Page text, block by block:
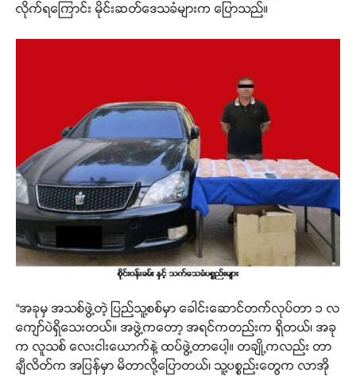
လိုက်ရကြောင်း မိုင်းဆတ်ဒေသခံများက ပြောသည်။
“အခုမှ အသစ်ဖွဲ့တဲ့ ပြည်သူ့စစ်မှာ ခေါင်းဆောင်တက်လုပ်တာ ၁ လ
ကျော်ပဲရှိသေးတယ်။ အဖွဲ့ကတော့ အရင်ကတည်းက ရှိတယ်၊ အခု
က လူသစ် လေးငါးယောက်နဲ့ ထပ်ဖွဲ့တာပေါ့။ တချို့ကလည်း တာ
ချီလိတ်က အပြန်မှာ မိတာလို့ပြောတယ်၊ သူ့ပစ္စည်းတွေက လာအို